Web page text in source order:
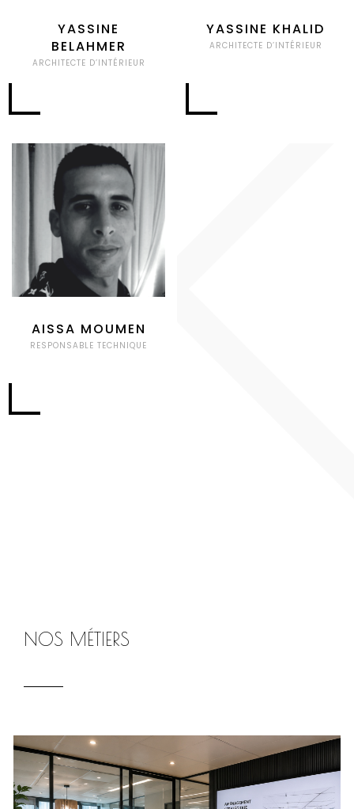
YASSINE
BELAHMER
ARCHITECTE D’INTÉRIEUR
YASSINE KHALID
ARCHITECTE D’INTÉRIEUR
AISSA MOUMEN
RESPONSABLE TECHNIQUE
NOS MÉTIERS